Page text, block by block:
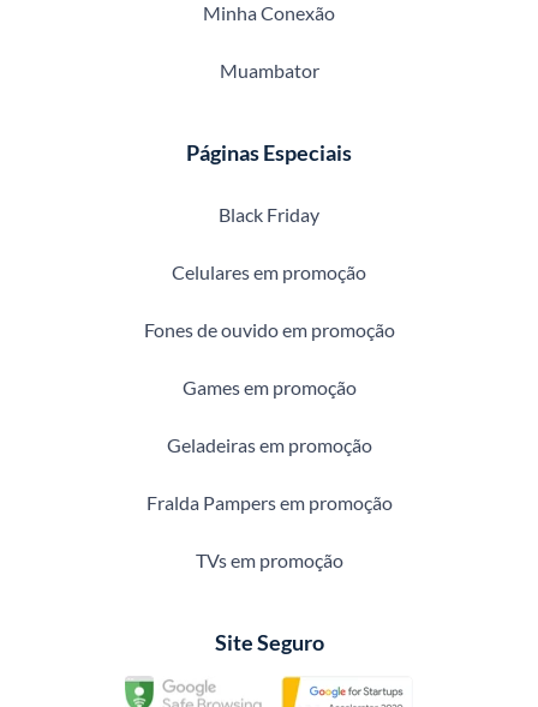
Minha Conexão
Muambator
Páginas Especiais
Black Friday
Celulares em promoção
Fones de ouvido em promoção
Games em promoção
Geladeiras em promoção
Fralda Pampers em promoção
TVs em promoção
Site Seguro